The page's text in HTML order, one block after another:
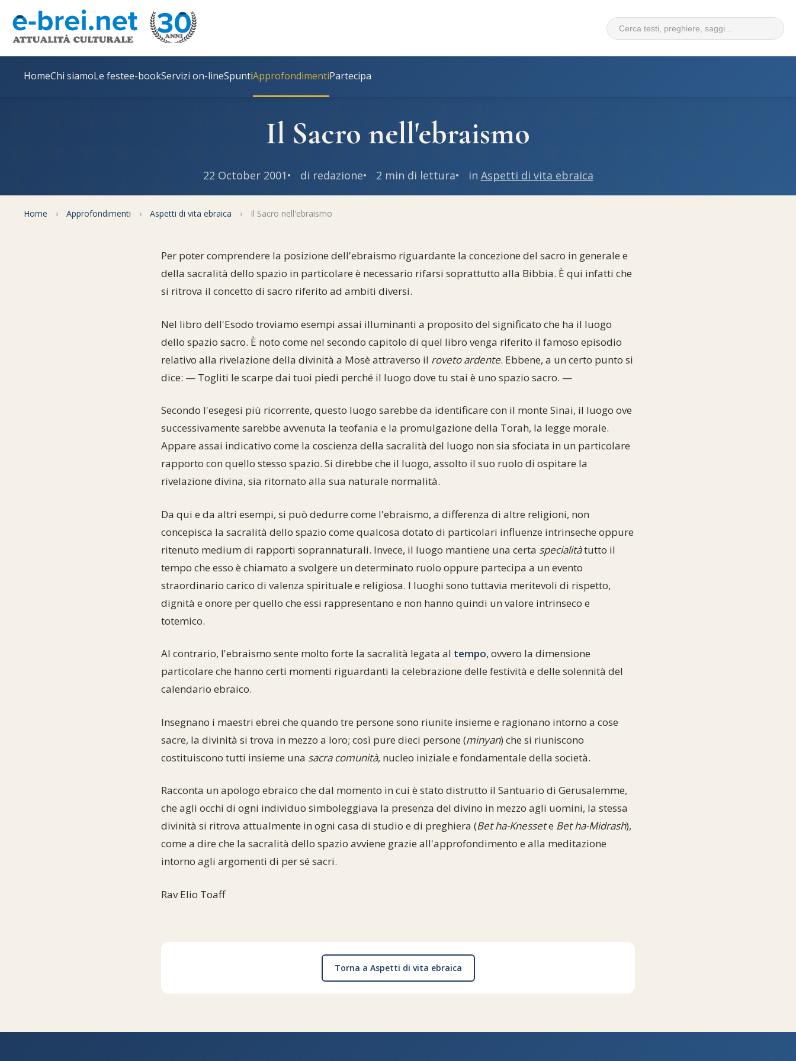
HomeChi siamoLe festee-bookServizi on-lineSpuntiApprofondimentiPartecipa
Il Sacro nell'ebraismo
22 October 2001 di redazione 2 min di lettura in Aspetti di vita ebraica
Home › Approfondimenti › Aspetti di vita ebraica › Il Sacro nell'ebraismo
Per poter comprendere la posizione dell'ebraismo riguardante la concezione del sacro in generale e
della sacralità dello spazio in particolare è necessario rifarsi soprattutto alla Bibbia. È qui infatti che
si ritrova il concetto di sacro riferito ad ambiti diversi.
Nel libro dell'Esodo troviamo esempi assai illuminanti a proposito del significato che ha il luogo
dello spazio sacro. È noto come nel secondo capitolo di quel libro venga riferito il famoso episodio
relativo alla rivelazione della divinità a Mosè attraverso il roveto ardente. Ebbene, a un certo punto si
dice: — Togliti le scarpe dai tuoi piedi perché il luogo dove tu stai è uno spazio sacro. —
Secondo l'esegesi più ricorrente, questo luogo sarebbe da identificare con il monte Sinai, il luogo ove
successivamente sarebbe avvenuta la teofania e la promulgazione della Torah, la legge morale.
Appare assai indicativo come la coscienza della sacralità del luogo non sia sfociata in un particolare
rapporto con quello stesso spazio. Si direbbe che il luogo, assolto il suo ruolo di ospitare la
rivelazione divina, sia ritornato alla sua naturale normalità.
Da qui e da altri esempi, si può dedurre come l'ebraismo, a differenza di altre religioni, non
concepisca la sacralità dello spazio come qualcosa dotato di particolari influenze intrinseche oppure
ritenuto medium di rapporti soprannaturali. Invece, il luogo mantiene una certa specialitàtutto il
tempo che esso è chiamato a svolgere un determinato ruolo oppure partecipa a un evento
straordinario carico di valenza spirituale e religiosa. I luoghi sono tuttavia meritevoli di rispetto,
dignità e onore per quello che essi rappresentano e non hanno quindi un valore intrinseco e
totemico.
Al contrario, l'ebraismo sente molto forte la sacralità legata al tempo, ovvero la dimensione
particolare che hanno certi momenti riguardanti la celebrazione delle festività e delle solennità del
calendario ebraico.
Insegnano i maestri ebrei che quando tre persone sono riunite insieme e ragionano intorno a cose
sacre, la divinità si trova in mezzo a loro; così pure dieci persone (minyan) che si riuniscono
costituiscono tutti insieme una sacra comunità, nucleo iniziale e fondamentale della società.
Racconta un apologo ebraico che dal momento in cui è stato distrutto il Santuario di Gerusalemme,
che agli occhi di ogni individuo simboleggiava la presenza del divino in mezzo agli uomini, la stessa
divinità si ritrova attualmente in ogni casa di studio e di preghiera (Bet ha-Knessete Bet ha-Midrash),
come a dire che la sacralità dello spazio avviene grazie all'approfondimento e alla meditazione
intorno agli argomenti di per sé sacri.
Rav Elio Toaff
Torna a Aspetti di vita ebraica